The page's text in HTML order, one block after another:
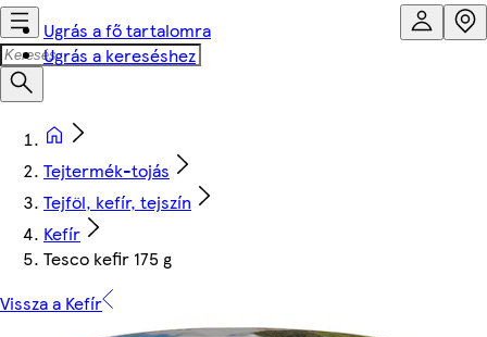
Ugrás a fő tartalomra
Ugrás a kereséshez
Tejtermék-tojás
Tejföl, kefír, tejszín
Kefír
Tesco kefir 175 g
Vissza a Kefír